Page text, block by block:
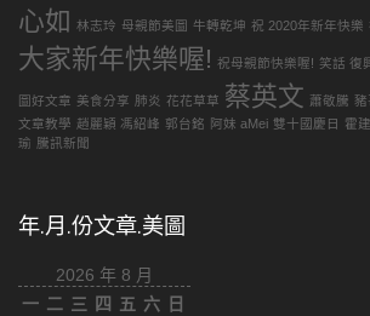
心如 林志玲 母親節美圖 牛轉乾坤 祝 2020年新年快樂
大家新年快樂喔! 祝母親節快樂喔! 笑話 復
圖好文章 美食分享 肺炎 花花草草 蔡英文 蕭敬騰 豬
文章教學 趙麗穎 馮紹峰 郭台銘 阿妹 aMei 雙十國慶日 霍
瑜 騰訊新聞
年.月.份文章.美圖
2026 年 8 月
一 二 三 四 五 六
日